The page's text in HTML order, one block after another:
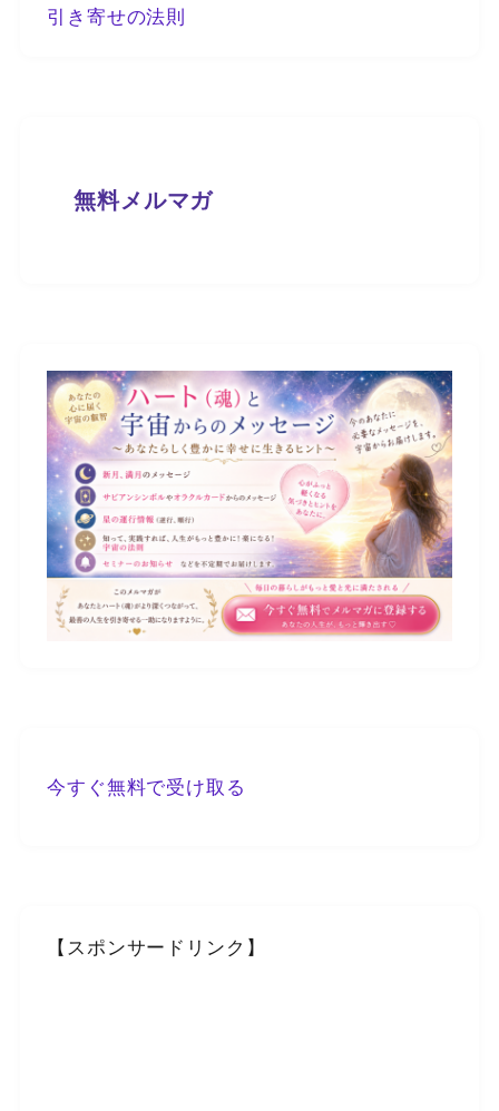
引き寄せの法則
無料メルマガ
今すぐ無料で受け取る
【スポンサードリンク】